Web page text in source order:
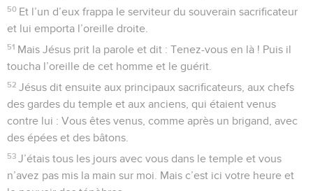
50 Et l’un d’eux frappa le serviteur du souverain sacrificateur
et lui emporta l’oreille droite.
51 Mais Jésus prit la parole et dit : Tenez-vous en là ! Puis il
toucha l’oreille de cet homme et le guérit.
52 Jésus dit ensuite aux principaux sacrificateurs, aux chefs
des gardes du temple et aux anciens, qui étaient venus
contre lui : Vous êtes venus, comme après un brigand, avec
des épées et des bâtons.
53 J’étais tous les jours avec vous dans le temple et vous
n’avez pas mis la main sur moi. Mais c’est ici votre heure et